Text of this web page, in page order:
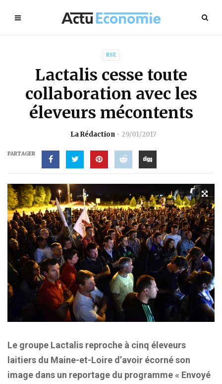
RSE
Lactalis cesse toute
collaboration avec les
éleveurs mécontents
La Rédaction 29/01/2017
PARTAGER
Le groupe Lactalis reproche à cinq éleveurs
laitiers du Maine-et-Loire d’avoir écorné son
image dans un reportage du programme « Envoyé